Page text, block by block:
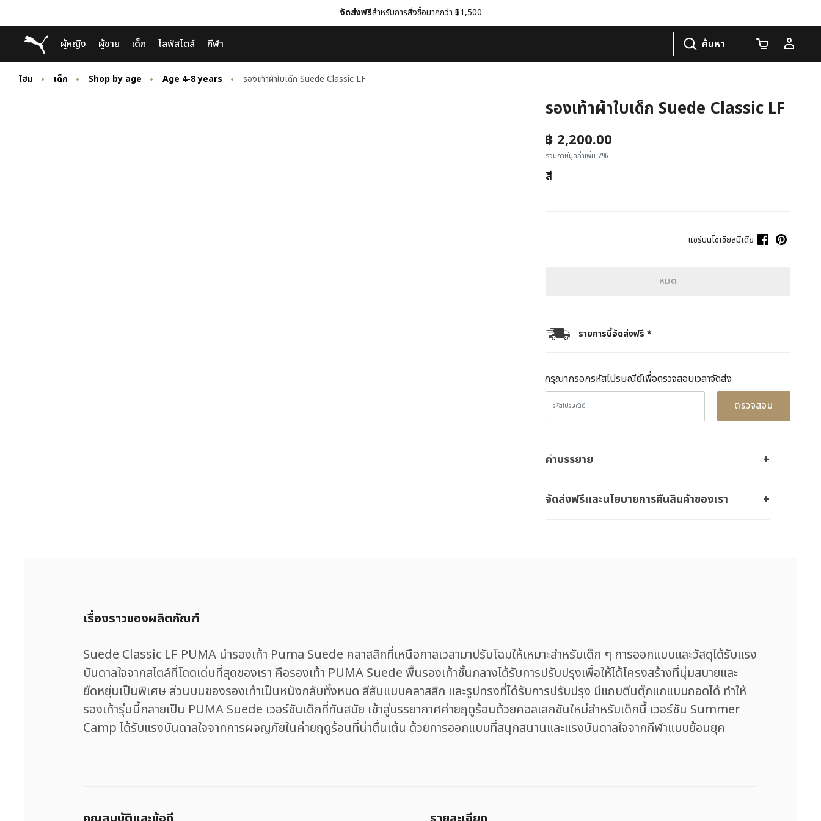
to
Main
content
to
Footer
Content
จัดส่งฟรีสำหรับการสั่งซื้อมากกว่า ฿1,500
Puma โฮม
ผู้หญิง ผู้ชาย เด็ก ไลฟ์สไตล์ กีฬา ค้นหา จำนวนรถเข็น
โฮม เด็ก Shop by age Age 4-8 years รองเท้าผ้าใบเด็ก Suede Classic LF
รองเท้าผ้าใบเด็ก Suede Classic LF
฿ 2,200.00
รวมภาษีมูลค่าเพิ่ม 7%
สี
แชร์บนโซเชียลมีเดีย
หมด
รายการนี้จัดส่งฟรี *
กรุณากรอกรหัสไปรษณีย์เพื่อตรวจสอบเวลาจัดส่ง
ตรวจสอบ
คำบรรยาย
จัดส่งฟรีและนโยบายการคืนสินค้าของเรา
เรื่องราวของผลิตภัณฑ์
Suede Classic LF PUMA นำรองเท้า Puma Suede คลาสสิกที่เหนือกาลเวลามาปรับโฉมให้เหมาะสำหรับเด็ก ๆ การออกแบบและวัสดุได้รับแรง
บันดาลใจจากสไตล์ที่โดดเด่นที่สุดของเรา คือรองเท้า PUMA Suede พื้นรองเท้าชั้นกลางได้รับการปรับปรุงเพื่อให้ได้โครงสร้างที่นุ่มสบายและ
ยืดหยุ่นเป็นพิเศษ ส่วนบนของรองเท้าเป็นหนังกลับทั้งหมด สีสันแบบคลาสสิก และรูปทรงที่ได้รับการปรับปรุง มีแถบตีนตุ๊กแกแบบถอดได้ ทำให้
รองเท้ารุ่นนี้กลายเป็น PUMA Suede เวอร์ชันเด็กที่ทันสมัย เข้าสู่บรรยากาศค่ายฤดูร้อนด้วยคอลเลกชันใหม่สำหรับเด็กนี้ เวอร์ชัน Summer
Camp ได้รับแรงบันดาลใจจากการผจญภัยในค่ายฤดูร้อนที่น่าตื่นเต้น ด้วยการออกแบบที่สนุกสนานและแรงบันดาลใจจากกีฬาแบบย้อนยุค